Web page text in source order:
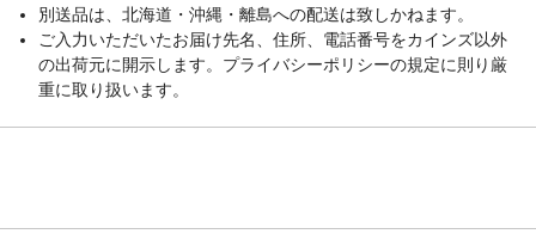
別送品は、北海道・沖縄・離島への配送は致しかねます。
ご入力いただいたお届け先名、住所、電話番号をカインズ以外
の出荷元に開示します。プライバシーポリシーの規定に則り厳
重に取り扱います。